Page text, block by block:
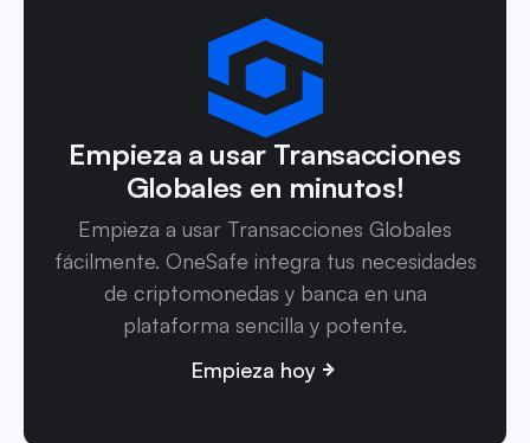
Empieza a usar Transacciones
Globales en minutos!
Empieza a usar Transacciones Globales
fácilmente. OneSafe integra tus necesidades
de criptomonedas y banca en una
plataforma sencilla y potente.
Empieza hoy